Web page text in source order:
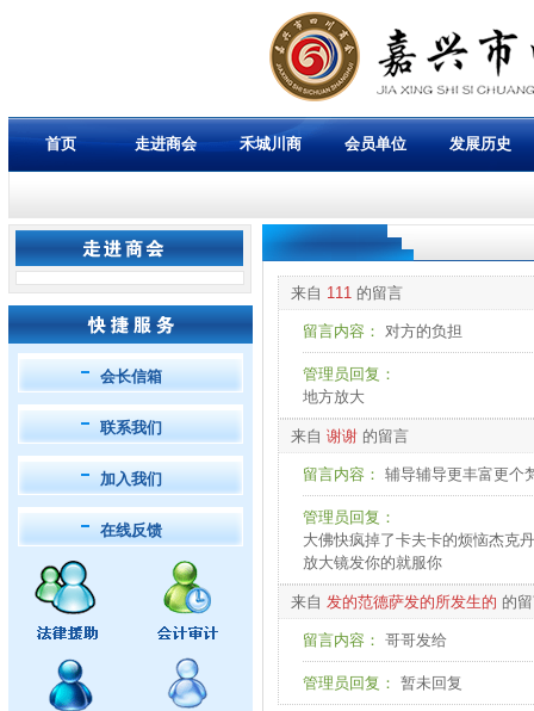
首页 走进商会 禾城川商 会员单位 发展历史
会长信箱
联系我们
加入我们
在线反馈
来自 111 的留言
留言内容： 对方的负担
管理员回复：
地方放大
来自 谢谢 的留言
留言内容： 辅导辅导更丰富更个
管理员回复：
大佛快疯掉了卡夫卡的烦恼杰克
放大镜发你的就服你
来自 发的范德萨发的所发生的 的
留言内容： 哥哥发给
管理员回复： 暂未回复